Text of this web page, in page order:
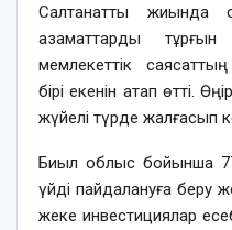
Салтанатты жиында
азаматтарды
мемлекеттік
бірі екенін атап өтті.
жүйелі түрде жалғасып
Биыл облыс бойынша
үйді пайдалануға беру
жеке инвестициялар